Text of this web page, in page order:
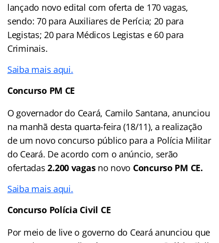
lançado novo edital com oferta de 170 vagas,
sendo: 70 para Auxiliares de Perícia; 20 para
Legistas; 20 para Médicos Legistas e 60 para
Criminais.
Saiba mais aqui.
Concurso PM CE
O governador do Ceará, Camilo Santana, anunciou
na manhã desta quarta-feira (18/11), a realização
de um novo concurso público para a Polícia Militar
do Ceará. De acordo com o anúncio, serão
ofertadas2.200 vagasno novo Concurso PM CE.
Saiba mais aqui.
Concurso Polícia Civil CE
Por meio de live o governo do Ceará anunciou que